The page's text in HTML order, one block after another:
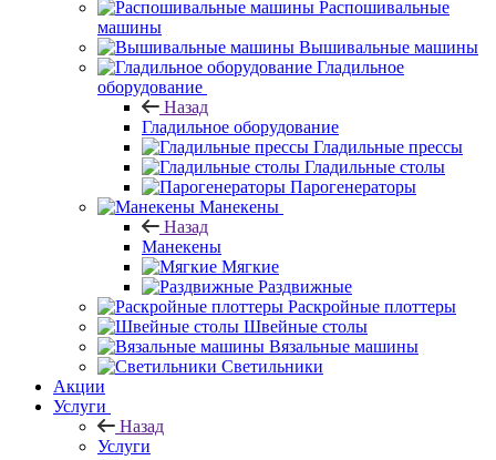
Распошивальные
машины
Вышивальные машины
Гладильное
оборудование
Назад
Гладильное оборудование
Гладильные прессы
Гладильные столы
Парогенераторы
Манекены
Назад
Манекены
Мягкие
Раздвижные
Раскройные плоттеры
Швейные столы
Вязальные машины
Светильники
Акции
Услуги
Назад
Услуги